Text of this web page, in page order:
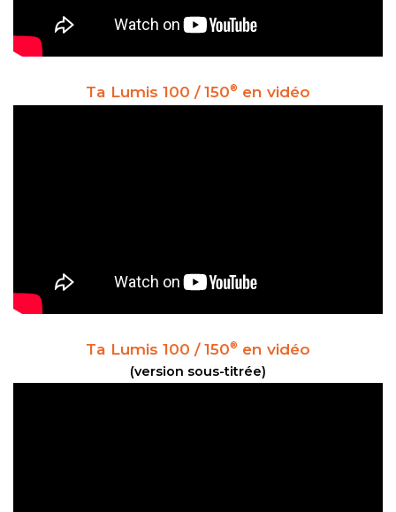
Ta Lumis 100 / 150® en vidéo
Ta Lumis 100 / 150® en vidéo
(version sous-titrée)